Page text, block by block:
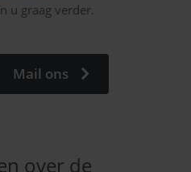
u graag verder.
Mail ons
over de